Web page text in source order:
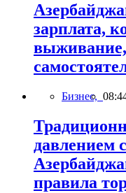
зарплата,
Бизнес,
давлением
правила